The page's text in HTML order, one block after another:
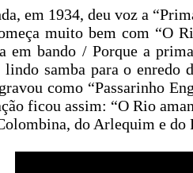
em 1934, deu voz a
muito bem com “O
em bando / Porque a
samba para o enredo
como “Passarinho
ficou assim: “O Rio
do Arlequim e do